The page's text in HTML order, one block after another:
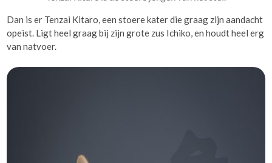
Dan is er Tenzai Kitaro, een stoere kater die graag zijn aandacht
opeist. Ligt heel graag bij zijn grote zus Ichiko, en houdt heel erg
van natvoer.